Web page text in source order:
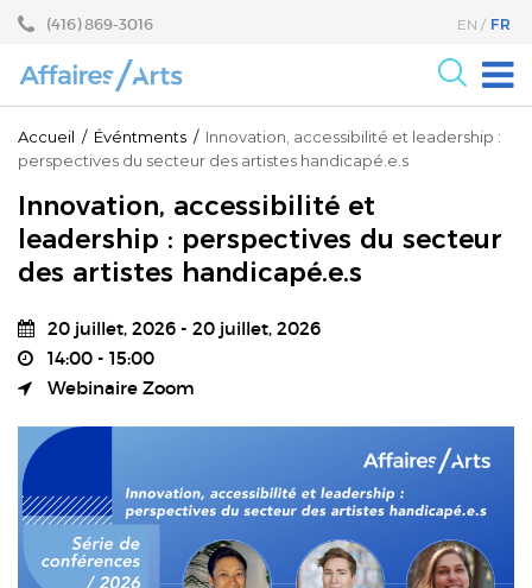
Aller
Sauter
principal
(416) 869-3016 EN FR
Pour les Arts
Pour le milieu des Affaires
Recherche
Programmes
Accueil / Événtments / Innovation, accessibilité et leadership :
perspectives du secteur des artistes handicapé.e.s
Innovation, accessibilité et
leadership : perspectives du secteur
des artistes handicapé.e.s
20 juillet, 2026 - 20 juillet, 2026
14:00 - 15:00
Webinaire Zoom